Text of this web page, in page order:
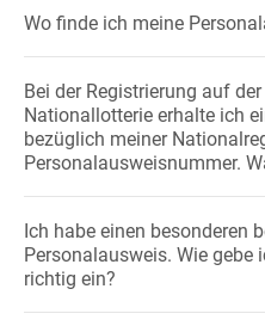
Wo finde ich meine
Bei der Registrierung auf
Nationallotterie erhalte ich
bezüglich meiner
Personalausweisnummer.
Ich habe einen besonderen
Personalausweis. Wie
richtig ein?